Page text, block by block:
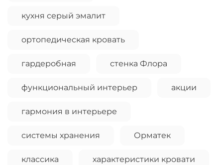
кухня серый эмалит
ортопедическая кровать
гардеробная стенка Флора
функциональный интерьер акции
гармония в интерьере
системы хранения Орматек
классика характеристики кровати